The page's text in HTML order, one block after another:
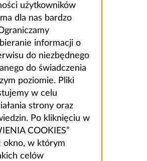
użytkowników
dla nas bardzo
informacji o
do niezbędnego
do świadczenia
poziomie. Pliki
w celu
strony oraz
Po kliknięciu w
COOKIES”
okno, w którym
celów